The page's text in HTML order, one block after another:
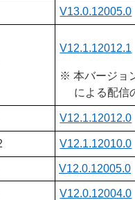
V13.0.12005.0
V12.1.12012.1
※ 本バージョ
による配信
V12.1.12012.0
V12.1.12010.0
V12.0.12005.0
V12.0.12004.0